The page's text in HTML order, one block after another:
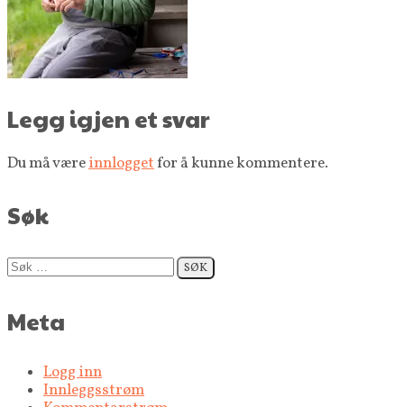
Legg igjen et svar
Du må væreinnloggetfor å kunne kommentere.
Søk
Søk
etter:
Meta
Logg inn
Innleggsstrøm